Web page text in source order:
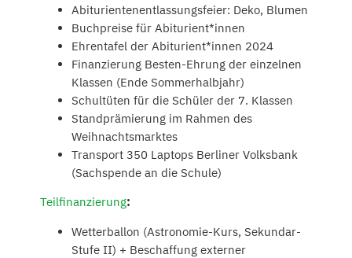
Abiturientenentlassungsfeier: Deko, Blumen
Buchpreise für Abiturient*innen
Ehrentafel der Abiturient*innen 2024
Finanzierung Besten-Ehrung der einzelnen
Klassen (Ende Sommerhalbjahr)
Schultüten für die Schüler der 7. Klassen
Standprämierung im Rahmen des
Weihnachtsmarktes
Transport 350 Laptops Berliner Volksbank
(Sachspende an die Schule)
Teilfinanzierung:
Wetterballon (Astronomie-Kurs, Sekundar-
Stufe II) + Beschaffung externer